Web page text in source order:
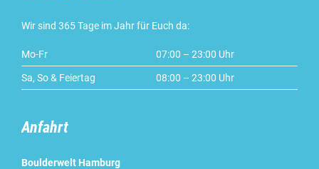
Wir sind 365 Tage im Jahr für Euch da:
Mo-Fr 07:00 – 23:00 Uhr
Sa, So & Feiertag 08:00 – 23:00 Uhr
Anfahrt
Boulderwelt Hamburg